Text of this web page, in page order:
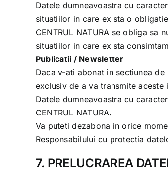
Datele dumneavoastra cu
situatiilor in care exista o
CENTRUL NATURA se obliga sa
situatiilor in care exista
Publicatii / Newsletter
Daca v-ati abonat in sectiunea
exclusiv de a va transmite
Datele dumneavoastra cu
CENTRUL NATURA.
Va puteti dezabona in orice
Responsabilului cu protectia
7. PRELUCRAREA